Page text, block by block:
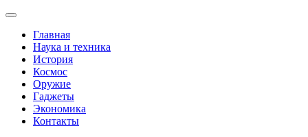
Главная
Наука и техника
История
Космос
Оружие
Гаджеты
Экономика
Контакты